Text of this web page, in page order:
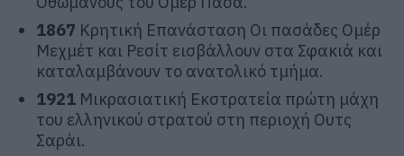
1867 Κρητική Επανάσταση Οι πασάδες Ομέρ
Μεχμέτ και Ρεσίτ εισβάλλουν στα Σφακιά και
καταλαμβάνουν το ανατολικό τμήμα.
1921 Μικρασιατική Εκστρατεία πρώτη μάχη
του ελληνικού στρατού στη περιοχή Ουτς
Σαράι.